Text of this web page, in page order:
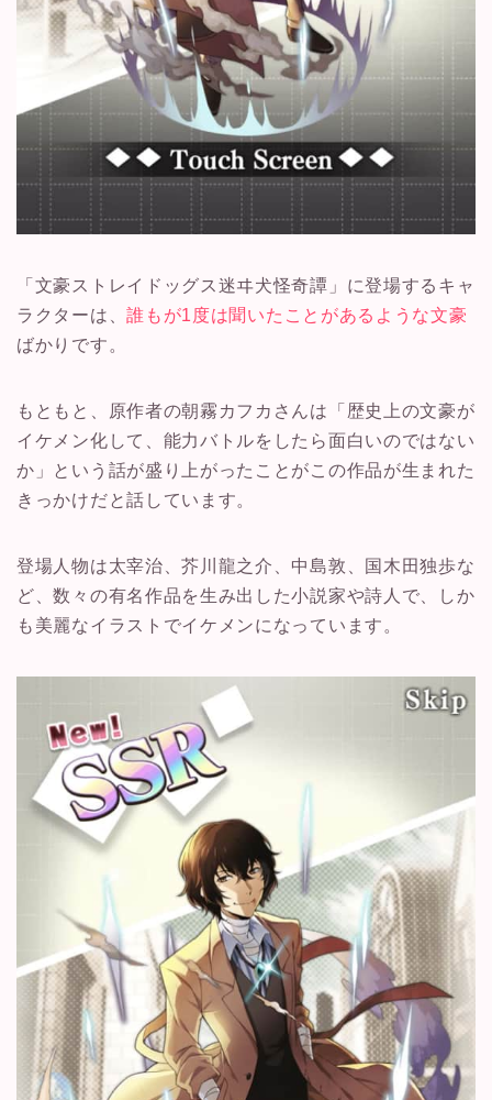
「文豪ストレイドッグス迷ヰ犬怪奇譚」に登場するキャ
ラクターは、誰もが1度は聞いたことがあるような文豪
ばかりです。
もともと、原作者の朝霧カフカさんは「歴史上の文豪が
イケメン化して、能力バトルをしたら面白いのではない
か」という話が盛り上がったことがこの作品が生まれた
きっかけだと話しています。
登場人物は太宰治、芥川龍之介、中島敦、国木田独歩な
ど、数々の有名作品を生み出した小説家や詩人で、しか
も美麗なイラストでイケメンになっています。